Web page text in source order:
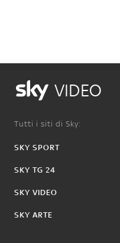
VIDEO
Tutti i siti di Sky:
SKY SPORT
SKY TG 24
SKY VIDEO
SKY ARTE